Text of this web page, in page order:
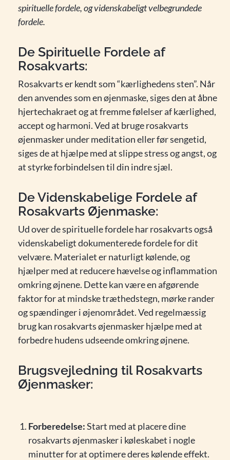
spirituelle fordele, og videnskabeligt velbegrundede
fordele.
De Spirituelle Fordele af
Rosakvarts:
Rosakvarts er kendt som “kærlighedens sten”. Når
den anvendes som en øjenmaske, siges den at åbne
hjertechakraet og at fremme følelser af kærlighed,
accept og harmoni. Ved at bruge rosakvarts
øjenmasker under meditation eller før sengetid,
siges de at hjælpe med at slippe stress og angst, og
at styrke forbindelsen til din indre sjæl.
De Videnskabelige Fordele af
Rosakvarts Øjenmaske:
Ud over de spirituelle fordele har rosakvarts også
videnskabeligt dokumenterede fordele for dit
velvære. Materialet er naturligt kølende, og
hjælper med at reducere hævelse og inflammation
omkring øjnene. Dette kan være en afgørende
faktor for at mindske træthedstegn, mørke rander
og spændinger i øjenområdet. Ved regelmæssig
brug kan rosakvarts øjenmasker hjælpe med at
forbedre hudens udseende omkring øjnene.
Brugsvejledning til Rosakvarts
Øjenmasker:
Forberedelse:Start med at placere dine
rosakvarts øjenmasker i køleskabet i nogle
minutter for at optimere deres kølende effekt.